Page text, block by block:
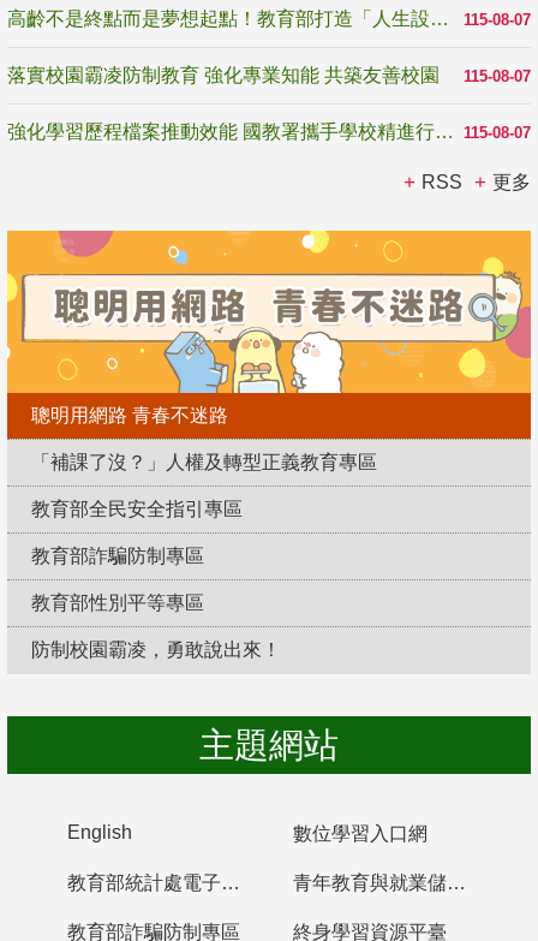
115-08-07
高齡不是終點而是夢想起點！教育部打造「人生設計夢工場」 參展第3屆高齡健康產業博覽會
115-08-07
落實校園霸凌防制教育 強化專業知能 共築友善校園
115-08-07
強化學習歷程檔案推動效能 國教署攜手學校精進行政與教學支持
RSS 更多
聰明用網路 青春不迷路
「補課了沒？」人權及轉型正義教育專區
教育部全民安全指引專區
教育部詐騙防制專區
教育部性別平等專區
防制校園霸凌，勇敢說出來！
主題網站
English 數位學習入口網
教育部統計處電子書櫃 青年教育與就業儲蓄帳戶
教育部詐騙防制專區 終身學習資源平臺